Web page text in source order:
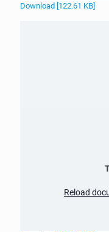
Download [122.61 KB]
Reload